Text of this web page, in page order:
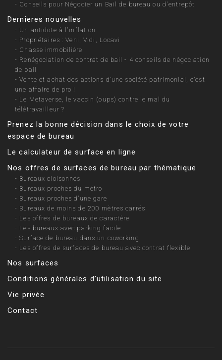
- Conseils pour Négocier un Bail de bureau ou d'entrepôt
Dernieres nouvelles
- Un antidote à l'inflation
- Propriétaires : Veni, Vidi, Locavi
- Chasse immobilière
- Renégociation de contrat de bail - 4 conseils de négociation
de bail
-Vente et achat des actions d’une société patrimonial, c’est
une affaire de pro !
- Le Metaverse, le vaccin (oups) contre le mal du
télétravailleur ?
Prenez la bonne décision dans le choix de votre
espace de bureau
Le calculateur de surface en ligne
Nos offres de surfaces de bureau par thématique
- Bureaux cloisonnés
- Bureaux proches du métro
- Bureaux proches d’une gare
- Bureaux de moins de 200 mètres carrés
- Les offres de bureaux de caractère
- Les bureaux avec parking facile
-Surface de bureau dans un coworking
- Les offres de surfaces de bureau avec contrat flexible
Nos surfaces
Conditions générales d’utilisation du site
Vie privée
Contact